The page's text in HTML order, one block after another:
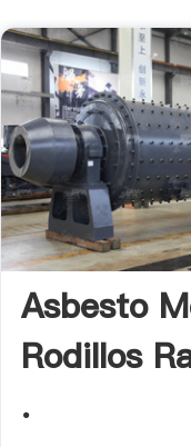
Asbesto
Rodillos
.